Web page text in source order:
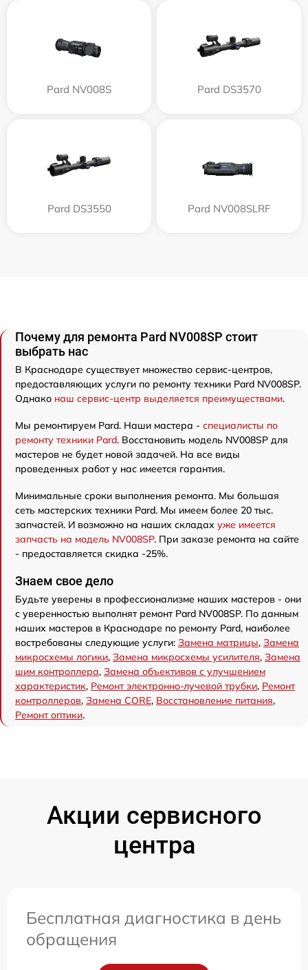
Pard NV008S Pard DS3570
Pard DS3550 Pard NV008SLRF
Почему для ремонта Pard NV008SP стоит
выбрать нас
В Краснодаре существует множество сервис-центров,
предоставляющих услуги по ремонту техники Pard NV008SP.
Однако наш сервис-центр выделяется преимуществами.
Мы ремонтируем Pard. Наши мастера - специалисты по
ремонту техники Pard. Восстановить модель NV008SP для
мастеров не будет новой задачей. На все виды
проведенных работ у нас имеется гарантия.
Минимальные сроки выполнения ремонта. Мы большая
сеть мастерских техники Pard. Мы имеем более 20 тыс.
запчастей. И возможно на наших складах уже имеется
запчасть на модель NV008SP. При заказе ремонта на сайте
- предоставляется скидка -25%.
Знаем свое дело
Будьте уверены в профессионализме наших мастеров - они
с уверенностью выполнят ремонт Pard NV008SP. По данным
наших мастеров в Краснодаре по ремонту Pard, наиболее
востребованы следующие услуги: Замена матрицы, Замена
микросхемы логики, Замена микросхемы усилителя, Замена
шим контроллера, Замена объективов с улучшением
характеристик, Ремонт электронно-лучевой трубки, Ремонт
контроллеров, Замена CORE, Восстановление питания,
Ремонт оптики.
Акции сервисного
центра
Бесплатная диагностика в день
обращения